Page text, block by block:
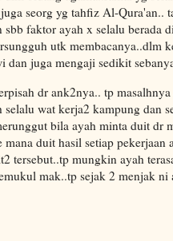
seorg yg tahfiz Al-Qura'an..
faktor ayah x selalu berada
utk membacanya..dlm
dan juga mengaji sedikit
dr ank2nya.. tp masalhnya
wat kerja2 kampung dan
bila ayah minta duit dr
duit hasil setiap pekerjaan
tersebut..tp mungkin ayah
mak..tp sejak 2 menjak ni